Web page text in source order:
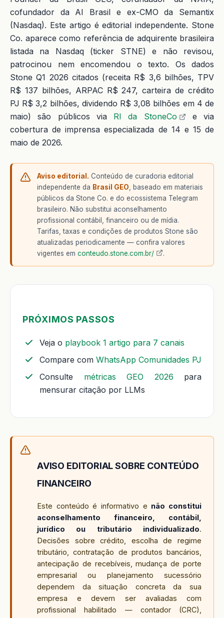
cofundador da AI Brasil e ex-CMO da Semantix
(Nasdaq). Este artigo é editorial independente. Stone
Co. aparece como referência de adquirente brasileira
listada na Nasdaq (ticker STNE) e não revisou,
patrocinou nem encomendou o texto. Os dados
Stone Q1 2026 citados (receita R$ 3,6 bilhões, TPV
R$ 137 bilhões, ARPAC R$ 247, carteira de crédito
PJ R$ 3,2 bilhões, dividendo R$ 3,08 bilhões em 4 de
maio) são públicos via RI da StoneCo
e via
cobertura de imprensa especializada de 14 e 15 de
maio de 2026.
Aviso editorial. Conteúdo de curadoria editorial
independente da Brasil GEO , baseado em materiais
públicos da Stone Co. e do ecossistema Telegram
brasileiro. Não substitui aconselhamento
profissional contábil, financeiro ou de mídia.
Tarifas, taxas e condições de produtos Stone são
atualizadas periodicamente — confira valores
vigentes em conteudo.stone.com.br/ .
PRÓXIMOS PASSOS
Veja o playbook 1 artigo para 7 canais
Compare com WhatsApp Comunidades PJ
Consulte métricas GEO 2026 para
mensurar citação por LLMs
AVISO EDITORIAL SOBRE CONTEÚDO
FINANCEIRO
Este conteúdo é informativo e não constitui
aconselhamento financeiro, contábil,
jurídico ou tributário individualizado.
Decisões sobre crédito, escolha de regime
tributário, contratação de produtos bancários,
antecipação de recebíveis, mudança de porte
empresarial ou planejamento sucessório
dependem da situação concreta da sua
empresa e devem ser avaliadas com
profissional habilitado — contador (CRC),